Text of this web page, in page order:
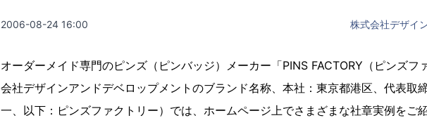
2006-08-24 16:00 株式会社デザイ
オーダーメイド専門のピンズ（ピンバッジ）メーカー「PINS FACTORY（ピンズフ
会社デザインアンドデベロップメントのブランド名称、本社：東京都港区、代表取
一、以下：ピンズファクトリー）では、ホームページ上でさまざまな社章実例をご